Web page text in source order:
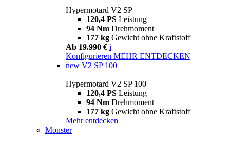
Hypermotard V2 SP
120,4 PS Leistung
94 Nm Drehmoment
177 kg Gewicht ohne Kraftstoff
Ab 19.990 € i
Konfigurieren MEHR ENTDECKEN
new V2 SP 100
Hypermotard V2 SP 100
120,4 PS Leistung
94 Nm Drehmoment
177 kg Gewicht ohne Kraftstoff
Mehr entdecken
Monster